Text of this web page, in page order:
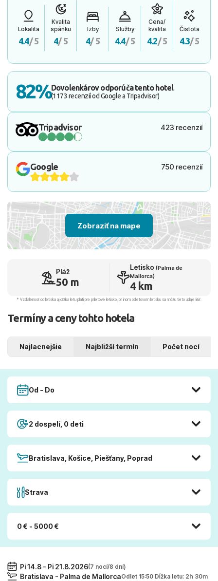
Lokalita
4.4/ 5
Kvalita
spánku
4/ 5
Izby
4/ 5
Služby
4.4/ 5
Cena/
kvalita
4.2/ 5
Čistota
4.3/ 5
82%Dovolenkárov odporúča tento hotel
(1173 recenzií od Google a Tripadvisor)
Tripadvisor 423 recenzií
Google 750 recenzií
Zobraziť na mape
Pláž
50 m
Letisko (Palma de
Mallorca)
4 km
* Vzdialenosť od letiska aj dľžka letu platí pre príletové letisko, pri inom odletovom letisku sa môžu tieto údaje líšiť.
Termíny a ceny tohto hotela
Najlacnejšie Najbližší termín Počet nocí
Od - Do
2 dospelí, 0 deti
Bratislava, Košice, Piešťany, Poprad
Strava
0 € - 5000 €
Pi 14.8 - Pi 21.8.2026(7 nocí/8 dní)
Bratislava - Palma de MallorcaOdlet 15:50 Dĺžka letu: 2h 30m